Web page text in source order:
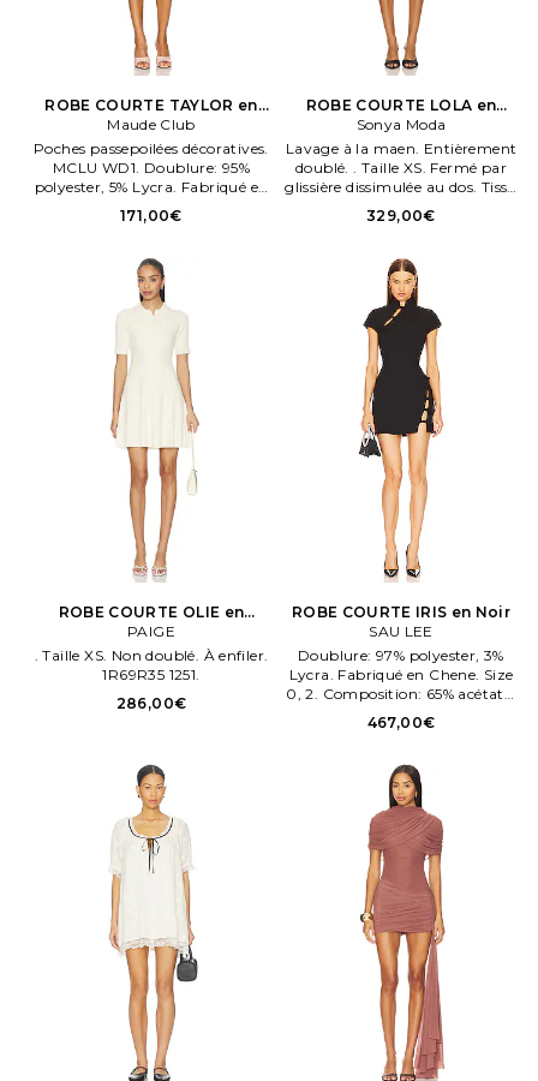
ROBE COURTE TAYLOR en
Penk
Maude Club
Poches passepoilées décoratives.
MCLU WD1. Doublure: 95%
polyester, 5% Lycra. Fabriqué en
Chene. MC125D.
171,00€
ROBE COURTE LOLA en
Rouge
Sonya Moda
Lavage à la maen. Entièrement
doublé. . Taille XS. Fermé par
glissière dissimulée au dos. Tissu
crêpe semi épais et
empiècement en mesh sur le
329,00€
ROBE COURTE OLIE en
Crème
PAIGE
. Taille XS. Non doublé. À enfiler.
1R69R35 1251.
286,00€
ROBE COURTE IRIS en Noir
SAU LEE
Doublure: 97% polyester, 3%
Lycra. Fabriqué en Chene. Size
0, 2. Composition: 65% acétate,
35% polyester. Tissu jersey crêpe
semi épais. SLEE WD284.
467,00€